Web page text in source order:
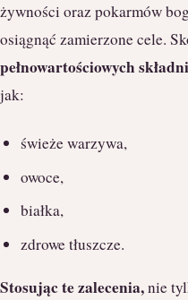
żywności oraz pokarmów
osiągnąć zamierzone cele.
pełnowartościowych
jak:
świeże warzywa,
owoce,
białka,
zdrowe tłuszcze.
Stosując te zalecenia,nie